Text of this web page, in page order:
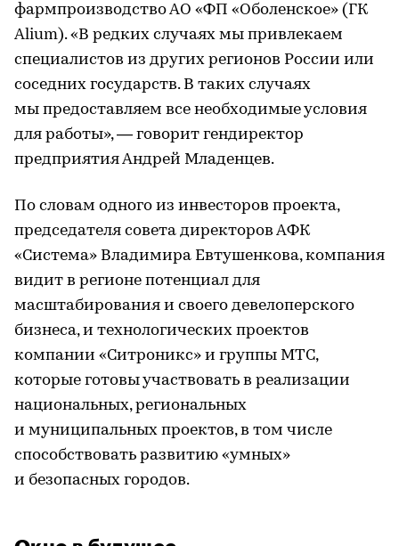
фармпроизводство АО «ФП «Оболенское» (ГК
Alium). «В редких случаях мы привлекаем
специалистов из других регионов России или
соседних государств. В таких случаях
мы предоставляем все необходимые условия
для работы», — говорит гендиректор
предприятия Андрей Младенцев.
По словам одного из инвесторов проекта,
председателя совета директоров АФК
«Система» Владимира Евтушенкова, компания
видит в регионе потенциал для
масштабирования и своего девелоперского
бизнеса, и технологических проектов
компании «Ситроникс» и группы МТС,
которые готовы участвовать в реализации
национальных, региональных
и муниципальных проектов, в том числе
способствовать развитию «умных»
и безопасных городов.